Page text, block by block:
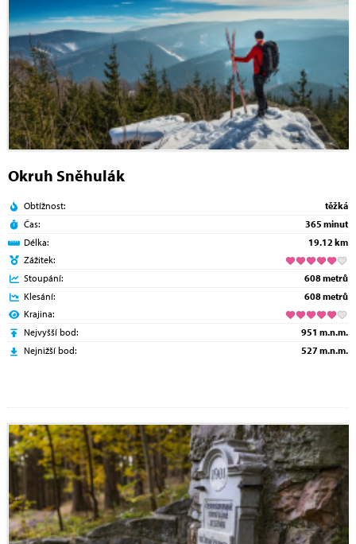
Okruh Sněhulák
Obtížnost:
těžká
Čas:
365 minut
Délka:
19.12 km
Zážitek:
Stoupání:
608 metrů
Klesání:
608 metrů
Krajina:
Nejvyšší bod:
951 m.n.m.
Nejnižší bod:
527 m.n.m.